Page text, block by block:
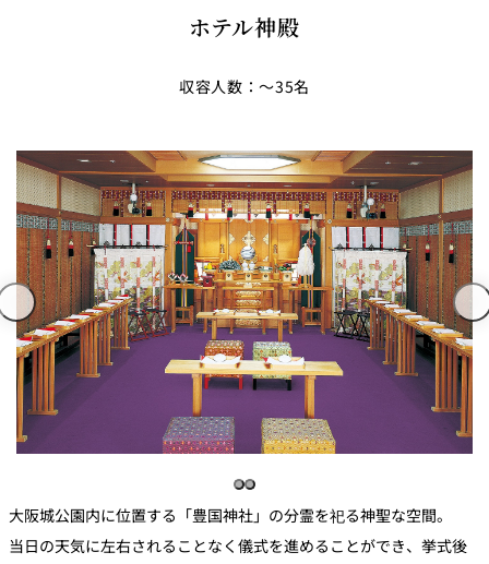
ホテル神殿
収容人数：～35名
大阪城公園内に位置する「豊国神社」の分霊を祀る神聖な空間。
当日の天気に左右されることなく儀式を進めることができ、挙式後